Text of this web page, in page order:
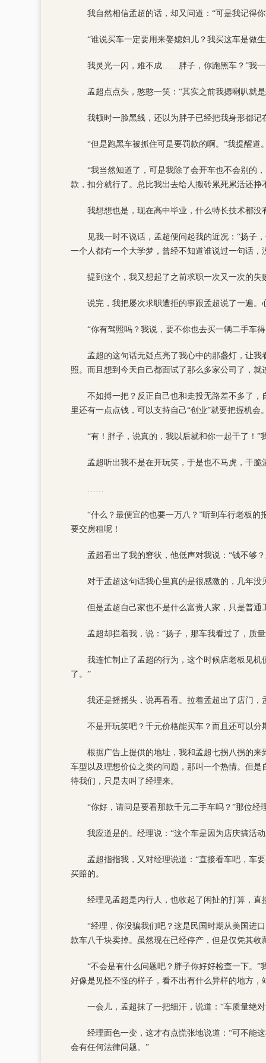
我自然相信孟超的话，却又问道：“可是我记得
“谁说买车一定要用来娶媳妇儿？我买这车是做
我灵光一闪，难不成……胖子，你跑黑车？”我
孟超点点头，憨憨一笑：“其实之前我摁喇叭就
我顿时一脸黑线，还以为胖子已经把我身形都
“但是跑黑车被抓住可是要罚款的啊。”我提醒道
“我当然知道了，可是我除了会开车也不会别的
款，扣分就行了。总比我出去给人搬砖累死累活还挣
我想想也是，现在高中毕业，什么特长技术都
见我一时不说话，孟超便问起我的近况：“扬子
一个人都有一个大学梦，曾经不知道谁说过一句话
提到这个，我又想起了之前求职一次又一次的
说完，我把屡次求职遭拒的事跟孟超说了一遍
“你有驾照吗？我说，要不你也去买一辆二手车
孟超的这句话无疑点亮了我心中的那盏灯，让
照。而且想到今天自己都面试了那么多家公司了，
不如搏一把？反正自己也和走投无路差不多了
里还有一点点钱，可以支持自己“创业”就要把握机会
“有！胖子，说真的，我以后就和你一起干了！”
孟超听出我不是在开玩笑，于是也不马虎，干
……
“什么？最便宜的也要一万八？”听到车行老板
要交房租呢！
孟超看出了我的窘状，他低声对我说：“钱不够
对于孟超这句话我心里真的是很感激的，几年
但是孟超自己家也不是什么富贵人家，只是普
孟超却拦着我，说：“扬子，那车我看过了，质
我连忙制止了孟超的行为，这个时候店老板见
了。”
我还是摇摇头，说再看看。拉着孟超出了店门
不是开玩笑吧？千元价格能买车？而且还可以
根据广告上提供的地址，我和孟超七拐八拐的
车型以及理想价位之类的问题，那叫一个热情。但
待我们，只是去叫了经理来。
“你好，请问是要看那款千元二手车吗？”那位
我应道是的。经理说：“这个车是因为店庆搞活
孟超指指我，又对经理说道：“直接看车吧，车
买赔的。
经理见孟超是内行人，也收起了闲扯的打算，直
“经理，你没骗我们吧？这是民国时期从美国进
款车八千块卖掉。虽然现在已经停产，但是仅凭其
“不会是有什么问题吧？胖子你好好检查一下。
好像是见怪不怪的样子，看不出有什么异样的地方
一会儿，孟超抹了一把细汗，说道：“车质量绝
经理面色一变，这才有点慌张地说道：“可不能
会有任何法律问题。”